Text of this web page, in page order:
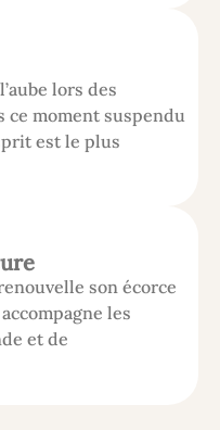
lors des
moment suspendu
est le plus
son écorce
les
et de